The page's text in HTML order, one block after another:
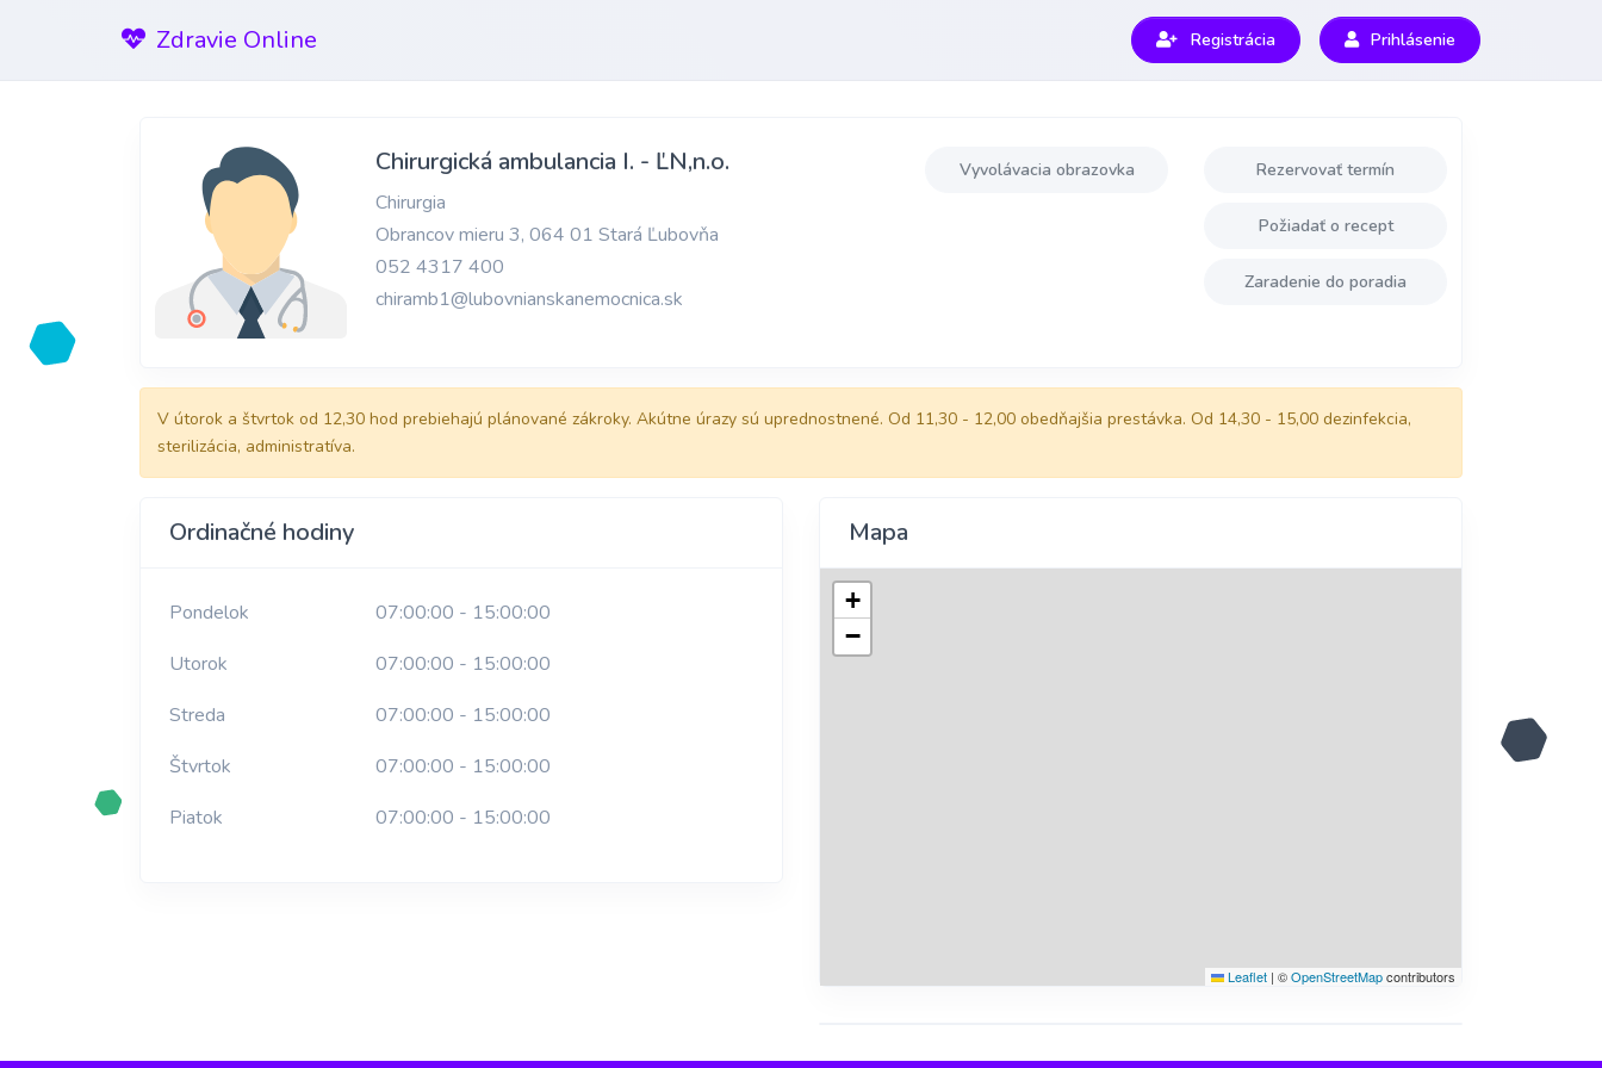
Zdravie Online Registrácia Prihlásenie
Chirurgická ambulancia I. - ĽN,n.o.
Chirurgia
Obrancov mieru 3, 064 01 Stará Ľubovňa
052 4317 400
chiramb1@lubovnianskanemocnica.sk
Vyvolávacia obrazovka Rezervovať termín
Požiadať o recept
Zaradenie do poradia
V útorok a štvrtok od 12,30 hod prebiehajú plánované zákroky. Akútne úrazy sú uprednostnené. Od 11,30 - 12,00 obedňajšia prestávka. Od 14,30 - 15,00 dezinfekcia,
sterilizácia, administratíva.
Ordinačné hodiny
Pondelok
07:00:00 - 15:00:00
Utorok
07:00:00 - 15:00:00
Streda
07:00:00 - 15:00:00
Štvrtok
07:00:00 - 15:00:00
Piatok
07:00:00 - 15:00:00
Mapa
+
−
Leaflet | ©OpenStreetMapcontributors